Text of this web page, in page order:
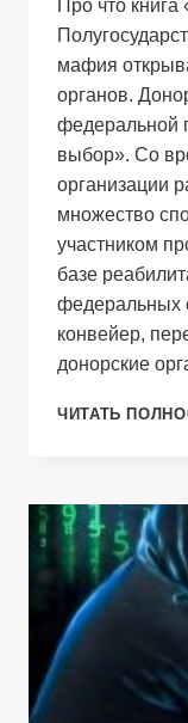
Про что
мафия
органов.
федеральной
выбор». Со
организации
множество
участником
базе
федеральных
конвейер,
донорские
ЧИТАТЬ